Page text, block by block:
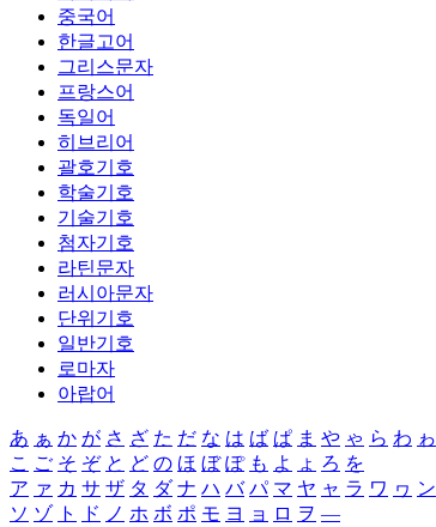
중국어
한글고어
그리스문자
프랑스어
독일어
히브리어
괄호기호
학술기호
기술기호
첨자기호
라틴문자
러시아문자
단위기호
일반기호
로마자
아랍어
あ ぁ か が さ ざ た だ な は ば ぱ ま や ゃ ら わ ゎ
こ ご そ ぞ と ど の ほ ぼ ぽ も よ ょ ろ を
ア ァ カ サ ザ タ ダ ナ ハ バ パ マ ヤ ャ ラ ワ ヮ ン
ソ ゾ ト ド ノ ホ ボ ポ モ ヨ ョ ロ ヲ ―